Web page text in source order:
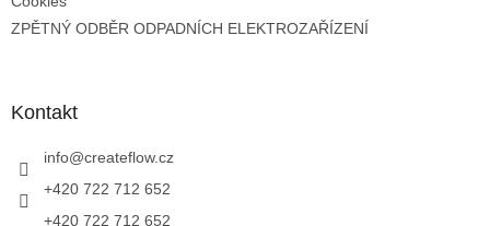
ZPĚTNÝ ODBĚR ODPADNÍCH ELEKTROZAŘÍZENÍ
Kontakt
info@createflow.cz
+420 722 712 652
+420 722 712 652